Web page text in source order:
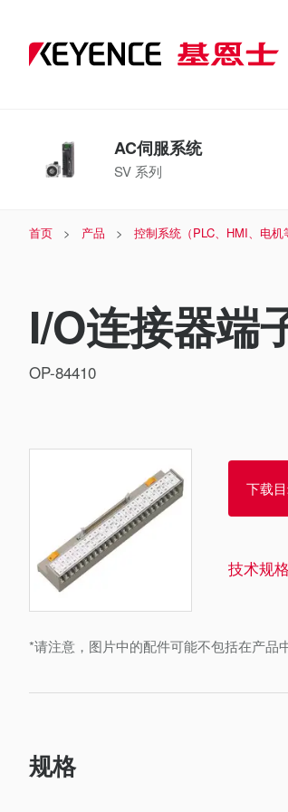
AC伺服系统
SV 系列
首页 产品 控制系统（PLC、HMI、电机
I/O连接器端
OP-84410
*请注意，图片中的配件可能不包括在产品中
下载
技术规
规格